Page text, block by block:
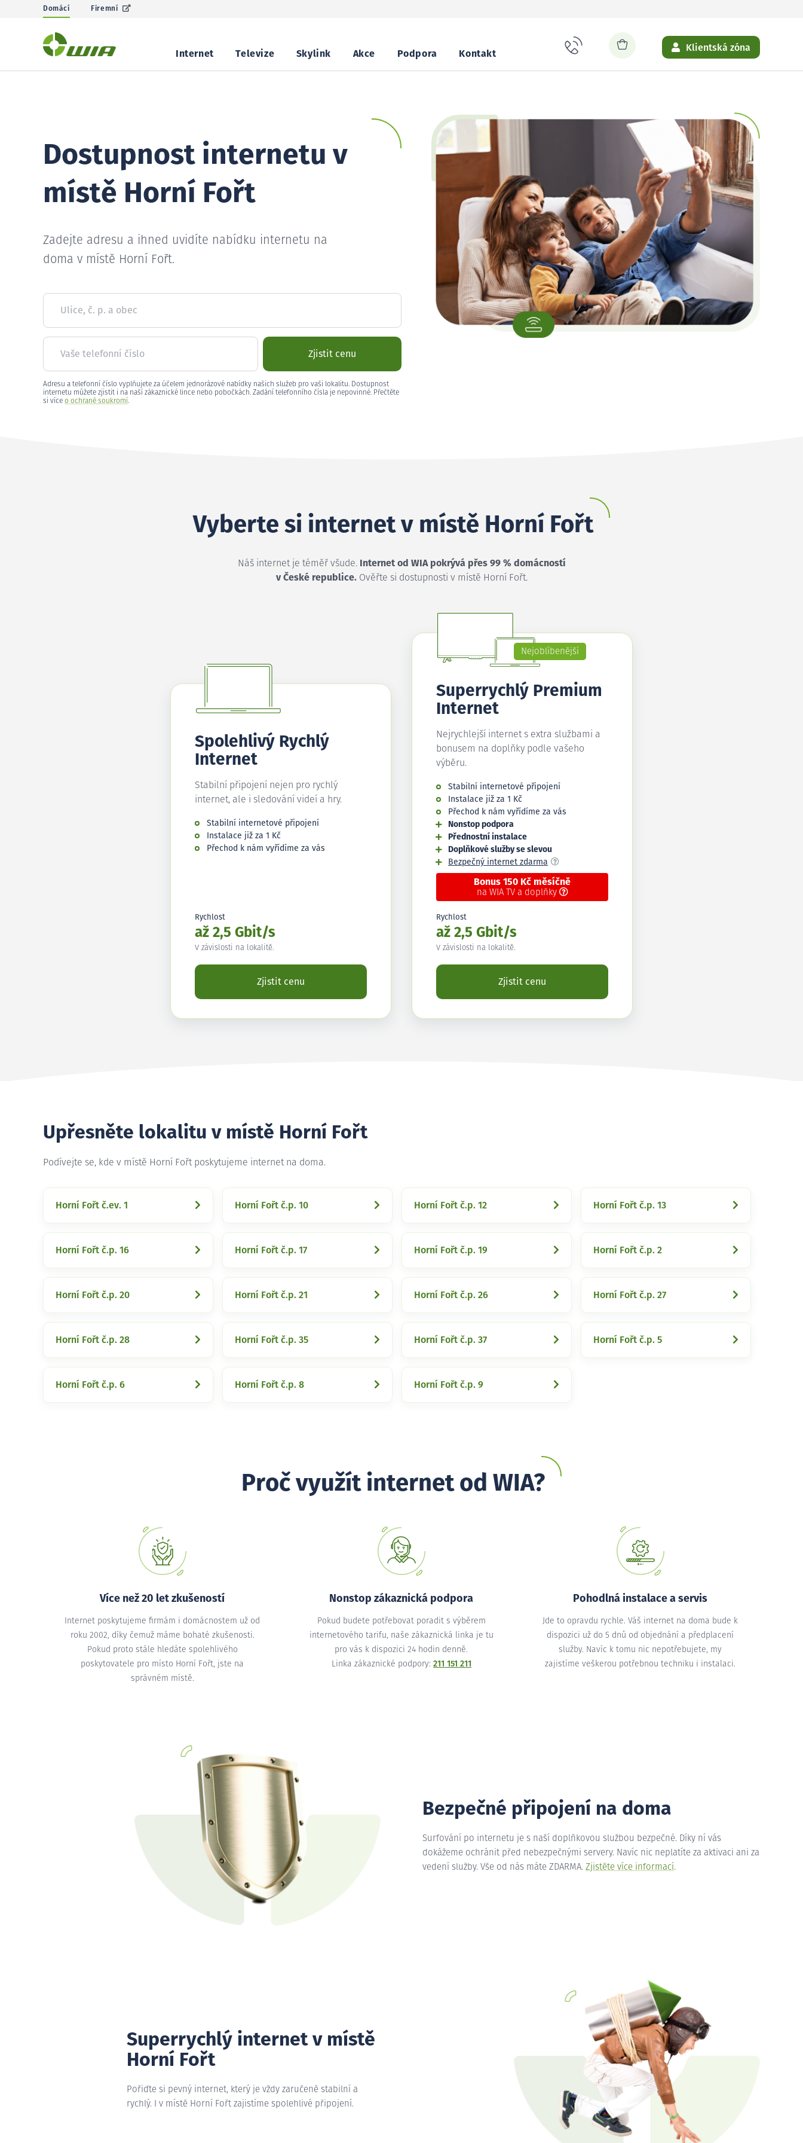
Domácí Firemní
Internet Televize Skylink Akce Podpora Kontakt
Klientská zóna
Dostupnost internetu v
místě Horní Fořt
Zadejte adresu a ihned uvidíte nabídku internetu na
doma v místě Horní Fořt.
Ulice, č. p. a obec
Vaše telefonní číslo Zjistit cenu
Adresu a telefonní číslo vyplňujete za účelem jednorázové nabídky našich služeb pro vaši lokalitu. Dostupnost
internetu můžete zjistit i na naší zákaznické lince nebo pobočkách. Zadání telefonního čísla je nepovinné. Přečtěte
si více o ochraně soukromí.
Vyberte si internet v místě Horní Fořt
Náš internet je téměř všude.
Internet od WIA pokrývá přes 99 % domácností
v České republice.Ověřte si dostupnosti v místě Horní Fořt.
Spolehlivý Rychlý
Internet
Stabilní připojení nejen pro rychlý
internet, ale i sledování videí a hry.
Stabilní internetové připojení
Instalace již za 1 Kč
Přechod k nám vyřídíme za vás
Rychlost
až 2,5 Gbit/s
V závislosti na lokalitě.
Zjistit cenu
Nejoblíbenější
Superrychlý Premium
Internet
Nejrychlejší internet s extra službami a
bonusem na doplňky podle vašeho
výběru.
Stabilní internetové připojení
Instalace již za 1 Kč
Přechod k nám vyřídíme za vás
Nonstop podpora
Přednostní instalace
Doplňkové služby se slevou
Bezpečný internet zdarma
Bonus 150 Kč měsíčně
na WIA TV a doplňky
Rychlost
až 2,5 Gbit/s
V závislosti na lokalitě.
Zjistit cenu
Upřesněte lokalitu v místě Horní Fořt
Podívejte se, kde v místě Horní Fořt poskytujeme internet na doma.
Horní Fořt č.ev. 1 Horní Fořt č.p. 10 Horní Fořt č.p. 12 Horní Fořt č.p. 13
Horní Fořt č.p. 16 Horní Fořt č.p. 17 Horní Fořt č.p. 19 Horní Fořt č.p. 2
Horní Fořt č.p. 20 Horní Fořt č.p. 21 Horní Fořt č.p. 26 Horní Fořt č.p. 27
Horní Fořt č.p. 28 Horní Fořt č.p. 35 Horní Fořt č.p. 37 Horní Fořt č.p. 5
Horní Fořt č.p. 6 Horní Fořt č.p. 8 Horní Fořt č.p. 9
Proč využít internet od WIA?
Více než 20 let zkušeností
Internet poskytujeme firmám i domácnostem už od
roku 2002, díky čemuž máme bohaté zkušenosti.
Pokud proto stále hledáte spolehlivého
poskytovatele pro místo Horní Fořt, jste na
správném místě.
Nonstop zákaznická podpora
Pokud budete potřebovat poradit s výběrem
internetového tarifu, naše zákaznická linka je tu
pro vás k dispozici 24 hodin denně.
Linka zákaznické podpory: 211 151 211
Pohodlná instalace a servis
Jde to opravdu rychle. Váš internet na doma bude k
dispozici už do 5 dnů od objednání a předplacení
služby. Navíc k tomu nic nepotřebujete, my
zajistíme veškerou potřebnou techniku i instalaci.
Bezpečné připojení na doma
Surfování po internetu je s naší doplňkovou službou bezpečné. Díky ní vás
dokážeme ochránit před nebezpečnými servery. Navíc nic neplatíte za aktivaci ani za
vedení služby. Vše od nás máte ZDARMA. Zjistěte více informací.
Superrychlý internet v místě
Horní Fořt
Pořiďte si pevný internet, který je vždy zaručeně stabilní a
rychlý. I v místě Horní Fořt zajistíme spolehlivé připojení.